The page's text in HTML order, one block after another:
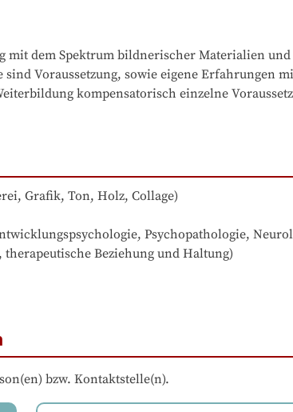
dem Spektrum bildnerischer Materialien und
Voraussetzung, sowie eigene Erfahrungen
kompensatorisch einzelne
bzw. Kontaktstelle(n).